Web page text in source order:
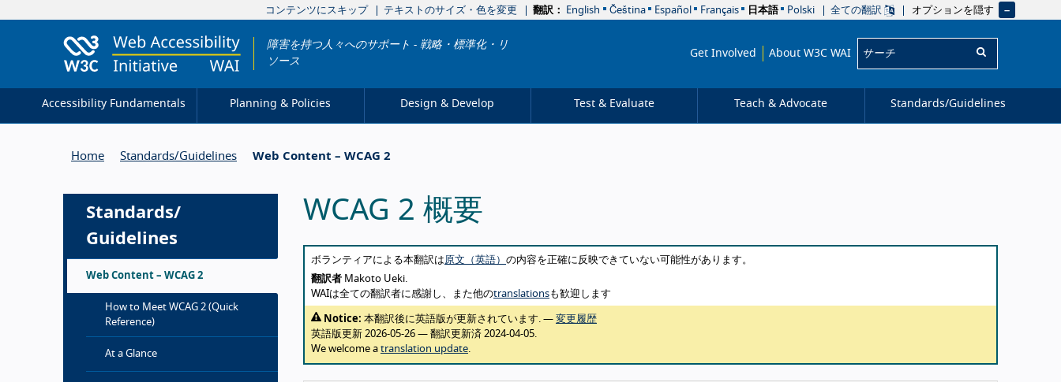
コンテンツにスキップ テキストのサイズ・色を変更 翻訳： English Čeština Español Français 日本語 Polski 全ての翻訳 オプションを隠す
障害を持つ人々へのサポート - 戦略・標準化・リ
ソース
Get Involved About W3C WAI
Accessibility Fundamentals Planning & Policies Design & Develop Test & Evaluate Teach & Advocate Standards/Guidelines
Home Standards/Guidelines Web Content – WCAG 2
Standards/
Guidelines
Web Content – WCAG 2
How to Meet WCAG 2 (Quick
Reference)
At a Glance
WCAG 2 概要
About this translation
ボランティアによる本翻訳は原文（英語） の内容を正確に反映できていない可能性があります。
翻訳者 Makoto Ueki.
WAIは全ての翻訳者に感謝し、また他のtranslationsも歓迎します
Notice: 本翻訳後に英語版が更新されています. — 変更履歴
英語版更新 2026-05-26 — 翻訳更新済 2024-04-05.
We welcome a translation update.